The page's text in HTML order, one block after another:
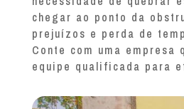
chegar ao ponto da
prejuízos e perda de
Conte com uma empresa
equipe qualificada para